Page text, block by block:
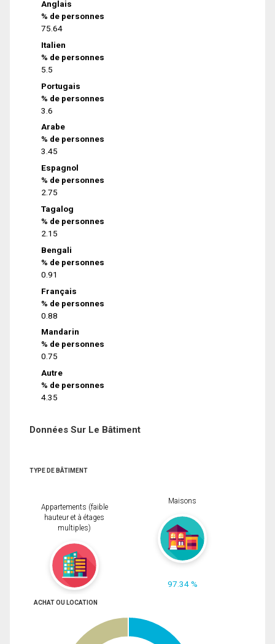
Anglais
% de personnes
75.64
Italien
% de personnes
5.5
Portugais
% de personnes
3.6
Arabe
% de personnes
3.45
Espagnol
% de personnes
2.75
Tagalog
% de personnes
2.15
Bengali
% de personnes
0.91
Français
% de personnes
0.88
Mandarin
% de personnes
0.75
Autre
% de personnes
4.35
Données Sur Le Bâtiment
TYPE DE BÂTIMENT
Appartements (faible
hauteur et à étages
multiples)
Maisons
97.34 %
ACHAT OU LOCATION